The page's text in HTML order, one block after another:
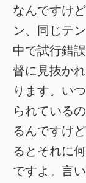
なんですけ
ン、同じテ
中で試行錯
督に見抜か
ります。い
られている
るんですけ
るとそれに
ですよ。言